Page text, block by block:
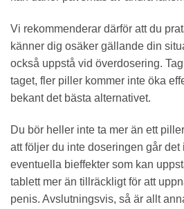
Vi rekommenderar därför att du
känner dig osäker gällande din
också uppstå vid överdosering.
taget, fler piller kommer inte öka
bekant det bästa alternativet.
Du bör heller inte ta mer än ett
att följer du inte doseringen går det
eventuella bieffekter som kan
tablett mer än tillräckligt för att
penis. Avslutningsvis, så är allt